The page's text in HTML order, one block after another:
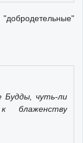
Будды, чуть-ли